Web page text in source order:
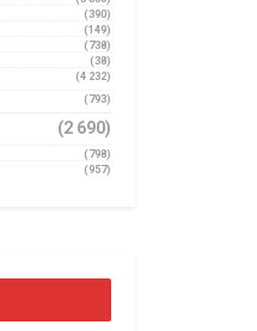
(390)
(149)
(738)
(38)
(4 232)
(793)
(2 690)
(798)
(957)